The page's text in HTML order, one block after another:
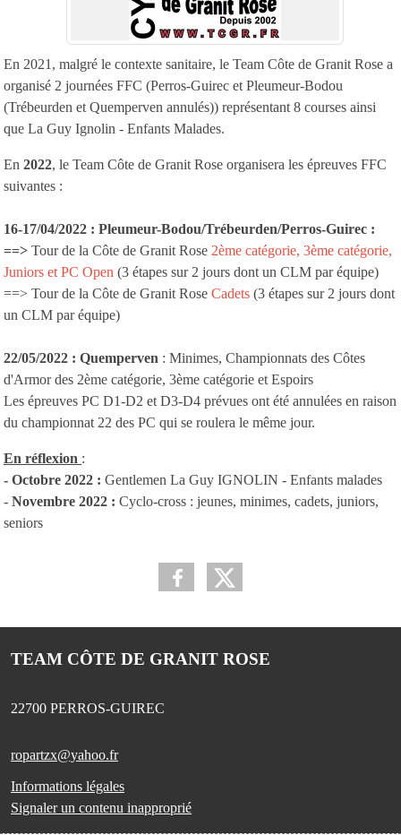
En 2021, malgré le contexte sanitaire, le Team Côte de Granit Rose a
organisé 2 journées FFC (Perros-Guirec et Pleumeur-Bodou
(Trébeurden et Quemperven annulés)) représentant 8 courses ainsi
que La Guy Ignolin - Enfants Malades.
En 2022, le Team Côte de Granit Rose organisera les épreuves FFC
suivantes :
16-17/04/2022 : Pleumeur-Bodou/Trébeurden/Perros-Guirec :
==> Tour de la Côte de Granit Rose 2ème catégorie, 3ème catégorie,
Juniors et PC Open (3 étapes sur 2 jours dont un CLM par équipe)
==> Tour de la Côte de Granit Rose Cadets (3 étapes sur 2 jours dont
un CLM par équipe)
22/05/2022 : Quemperven : Minimes, Championnats des Côtes
d'Armor des 2ème catégorie, 3ème catégorie et Espoirs
Les épreuves PC D1-D2 et D3-D4 prévues ont été annulées en raison
du championnat 22 des PC qui se roulera le même jour.
En réflexion :
- Octobre 2022 : Gentlemen La Guy IGNOLIN - Enfants malades
- Novembre 2022 : Cyclo-cross : jeunes, minimes, cadets, juniors,
seniors
TEAM CÔTE DE GRANIT ROSE
22700 PERROS-GUIREC
ropartzx@yahoo.fr
Informations légales
Signaler un contenu inapproprié